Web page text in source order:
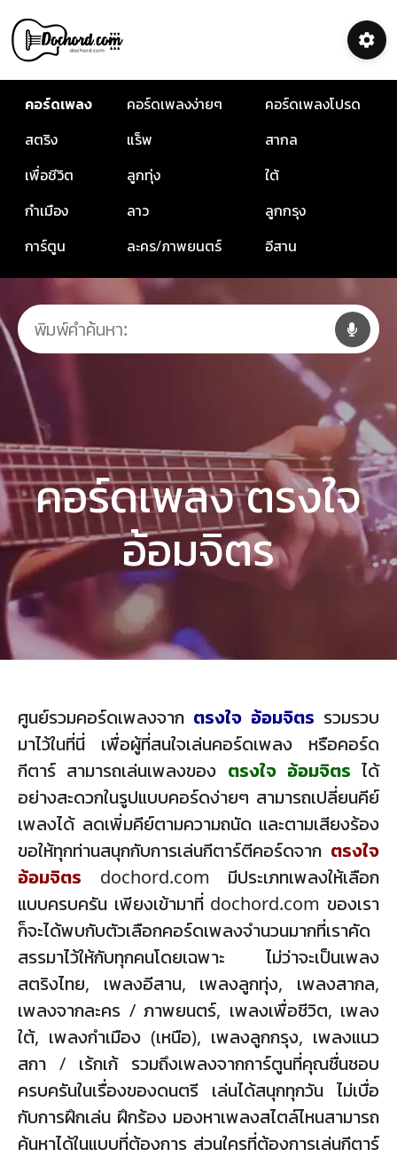
คอร์ดเพลง คอร์ดเพลงง่ายๆ
คอร์ดเพลงโปรด
สตริง
แร็พ
สากล
เพื่อชีวิต
ลูกทุ่ง
ใต้
กำเมือง
ลาว
ลูกกรุง
การ์ตูน
ละคร/ภาพยนตร์ อีสาน
คอร์ดเพลง ตรงใจ
อ้อมจิตร
ศูนย์รวมคอร์ดเพลงจาก ตรงใจ อ้อมจิตร รวมรวบ
มาไว้ในที่นี่ เพื่อผู้ที่สนใจเล่นคอร์ดเพลง หรือคอร์ด
กีตาร์ สามารถเล่นเพลงของ ตรงใจ อ้อมจิตร ได้
อย่างสะดวกในรูปแบบคอร์ดง่ายๆ สามารถเปลี่ยนคีย์
เพลงได้ ลดเพิ่มคีย์ตามความถนัด และตามเสียงร้อง
ขอให้ทุกท่านสนุกกับการเล่นกีตาร์ตีคอร์ดจาก ตรงใจ
อ้อมจิตร dochord.com มีประเภทเพลงให้เลือก
แบบครบครัน เพียงเข้ามาที่ dochord.com ของเรา
ก็จะได้พบกับตัวเลือกคอร์ดเพลงจำนวนมากที่เราคัด
สรรมาไว้ให้กับทุกคนโดยเฉพาะ ไม่ว่าจะเป็นเพลง
สตริงไทย, เพลงอีสาน, เพลงลูกทุ่ง, เพลงสากล,
เพลงจากละคร / ภาพยนตร์, เพลงเพื่อชีวิต, เพลง
ใต้, เพลงกำเมือง (เหนือ), เพลงลูกกรุง, เพลงแนว
สกา / เร้กเก้ รวมถึงเพลงจากการ์ตูนที่คุณชื่นชอบ
ครบครันในเรื่องของดนตรี เล่นได้สนุกทุกวัน ไม่เบื่อ
กับการฝึกเล่น ฝึกร้อง มองหาเพลงสไตล์ไหนสามารถ
ค้นหาได้ในแบบที่ต้องการ ส่วนใครที่ต้องการเล่นกีตาร์